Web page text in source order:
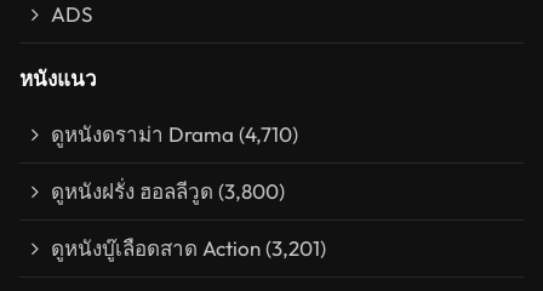
ADS
หนังแนว
ดูหนังดราม่า Drama (4,710)
ดูหนังฝรั่ง ฮอลลีวูด (3,800)
ดูหนังบู๊เลือดสาด Action(3,201)